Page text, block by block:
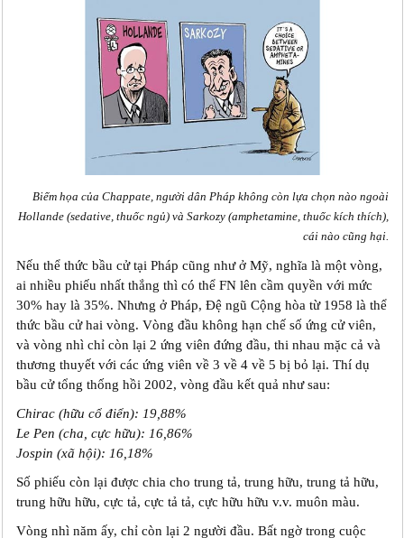
Biếm họa của Chappate, người dân Pháp không còn lựa chọn nào ngoài
Hollande (sedative, thuốc ngủ) và Sarkozy (amphetamine, thuốc kích thích),
cái nào cũng hại.
Nếu thể thức bầu cử tại Pháp cũng như ở Mỹ, nghĩa là một vòng,
ai nhiều phiếu nhất thắng thì có thể FN lên cầm quyền với mức
30% hay là 35%. Nhưng ở Pháp, Đệ ngũ Cộng hòa từ 1958 là thể
thức bầu cử hai vòng. Vòng đầu không hạn chế số ứng cử viên,
và vòng nhì chỉ còn lại 2 ứng viên đứng đầu, thi nhau mặc cả và
thương thuyết với các ứng viên về 3 về 4 về 5 bị bỏ lại. Thí dụ
bầu cử tổng thống hồi 2002, vòng đầu kết quả như sau:
Chirac (hữu cổ điển): 19,88%
Le Pen (cha, cực hữu): 16,86%
Jospin (xã hội): 16,18%
Số phiếu còn lại được chia cho trung tả, trung hữu, trung tả hữu,
trung hữu hữu, cực tả, cực tả tả, cực hữu hữu v.v. muôn màu.
Vòng nhì năm ấy, chỉ còn lại 2 người đầu. Bất ngờ trong cuộc